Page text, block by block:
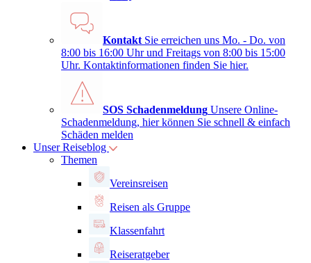
KontaktSie erreichen uns Mo. - Do. von
8:00 bis 16:00 Uhr und Freitags von 8:00 bis 15:00
Uhr. Kontaktinformationen finden Sie hier.
SOS Schadenmeldung Unsere Online-
Schadenmeldung, hier können Sie schnell & einfach
Schäden melden
Unser Reiseblog
Themen
Vereinsreisen
Reisen als Gruppe
Klassenfahrt
Reiseratgeber